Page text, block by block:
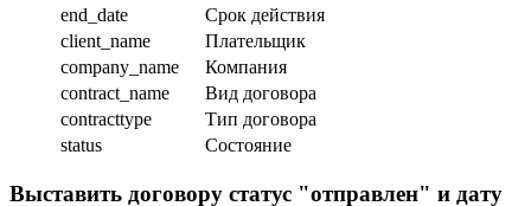
end_date
Срок действия
client_name
Плательщик
company_name
Компания
contract_name
Вид договора
contracttype
Тип договора
status
Состояние
Выставить договору статус "отправлен" и дату